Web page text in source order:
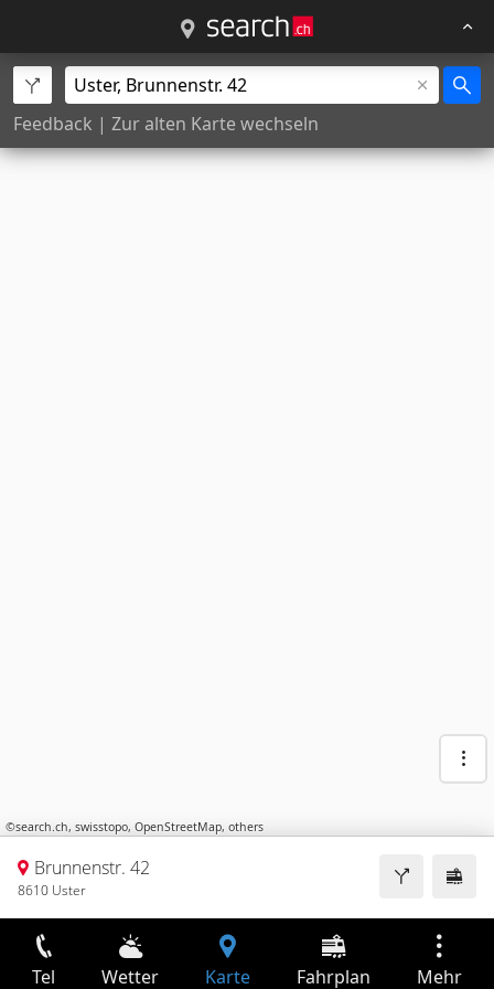
Feedback | Zur alten Karte wechseln
©search.ch, swisstopo, OpenStreetMap, others
Brunnenstr. 42
8610 Uster
Tel Wetter Karte Fahrplan Mehr